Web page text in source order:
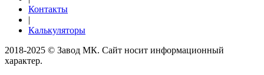
Контакты
|
Калькуляторы
2018-2025 © Завод МК. Сайт носит информационный
характер.